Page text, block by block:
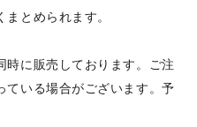
とめられます。
時に販売しております。ご注
ている場合がございます。予